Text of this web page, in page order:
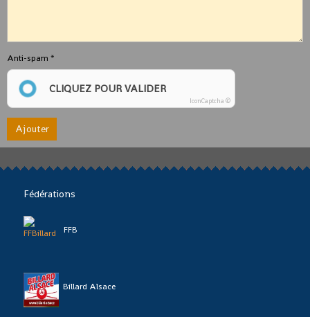
Anti-spam
CLIQUEZ POUR VALIDER
IconCaptcha ©
Ajouter
Fédérations
FFB
Billard Alsace